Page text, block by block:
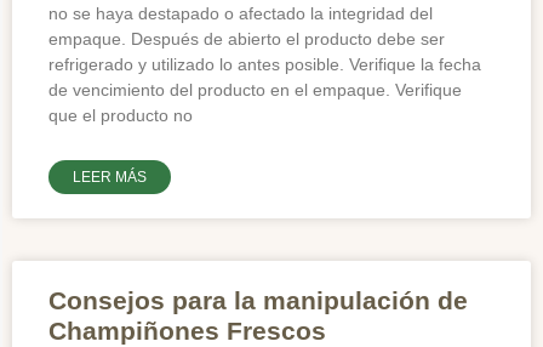
no se haya destapado o afectado la integridad del
empaque. Después de abierto el producto debe ser
refrigerado y utilizado lo antes posible. Verifique la fecha
de vencimiento del producto en el empaque. Verifique
que el producto no
LEER MÁS
Consejos para la manipulación de
Champiñones Frescos